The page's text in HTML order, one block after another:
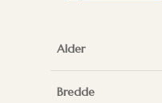
Alder
Bredde